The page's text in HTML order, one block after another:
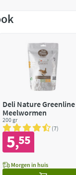
Deli Nature Greenline
Meelwormen
200 gr
7
5,55
Morgen in huis